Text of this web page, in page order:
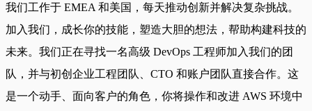
我们工作于 EMEA 和美国，每天推动创新并解决复杂挑战。
加入我们，成长你的技能，塑造大胆的想法，帮助构建科技的
未来。我们正在寻找一名高级 DevOps 工程师加入我们的团
队，并与初创企业工程团队、CTO 和账户团队直接合作。这
是一个动手、面向客户的角色，你将操作和改进 AWS 环境中